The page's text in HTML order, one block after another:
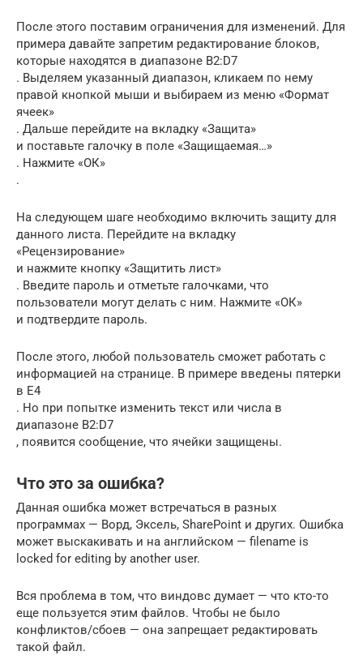
После этого поставим ограничения для изменений. Для
примера давайте запретим редактирование блоков,
которые находятся в диапазоне B2:D7
. Выделяем указанный диапазон, кликаем по нему
правой кнопкой мыши и выбираем из меню «Формат
ячеек»
. Дальше перейдите на вкладку «Защита»
и поставьте галочку в поле «Защищаемая…»
. Нажмите «ОК»
.
На следующем шаге необходимо включить защиту для
данного листа. Перейдите на вкладку
«Рецензирование»
и нажмите кнопку «Защитить лист»
. Введите пароль и отметьте галочками, что
пользователи могут делать с ним. Нажмите «ОК»
и подтвердите пароль.
После этого, любой пользователь сможет работать с
информацией на странице. В примере введены пятерки
в Е4
. Но при попытке изменить текст или числа в
диапазоне В2:D7
, появится сообщение, что ячейки защищены.
Что это за ошибка?
Данная ошибка может встречаться в разных
программах — Ворд, Эксель, SharePoint и других. Ошибка
может выскакивать и на английском — filename is
locked for editing by another user.
Вся проблема в том, что виндовс думает — что кто-то
еще пользуется этим файлов. Чтобы не было
конфликтов/сбоев — она запрещает редактировать
такой файл.